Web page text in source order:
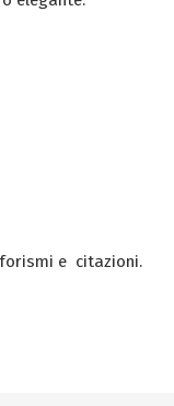
e citazioni.